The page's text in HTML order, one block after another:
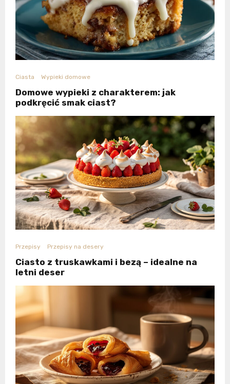
Ciasta Wypieki domowe
Domowe wypieki z charakterem: jak
podkręcić smak ciast?
Przepisy Przepisy na desery
Ciasto z truskawkami i bezą – idealne na
letni deser